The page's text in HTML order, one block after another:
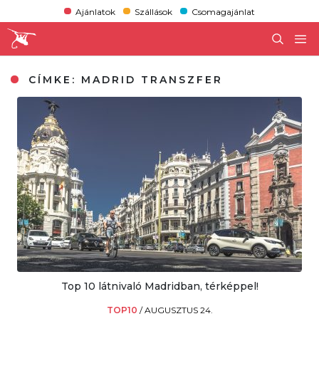
Ajánlatok Szállások Csomagajánlat
CÍMKE: MADRID TRANSZFER
Top 10 látnivaló Madridban, térképpel!
TOP10 /AUGUSZTUS 24.